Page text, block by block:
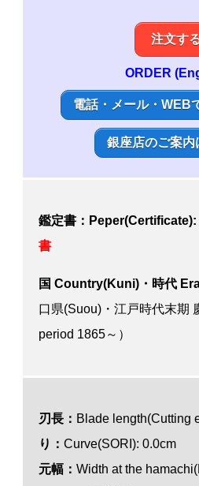
注文す
ORDER
電話・メール・WEB
銀座店のご案内
鑑定書：Peper(Certificate):
書
国 Country(Kuni)・時代
口県(Suou)・江戸時代末期
period 1865～）
刃長： Blade length(Cutting
り： Curve(SORI): 0.0cm
元幅： Width at the